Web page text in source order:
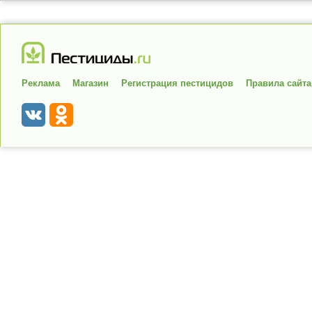
Реклама Магазин Регистрация пестицидов Правила сайта